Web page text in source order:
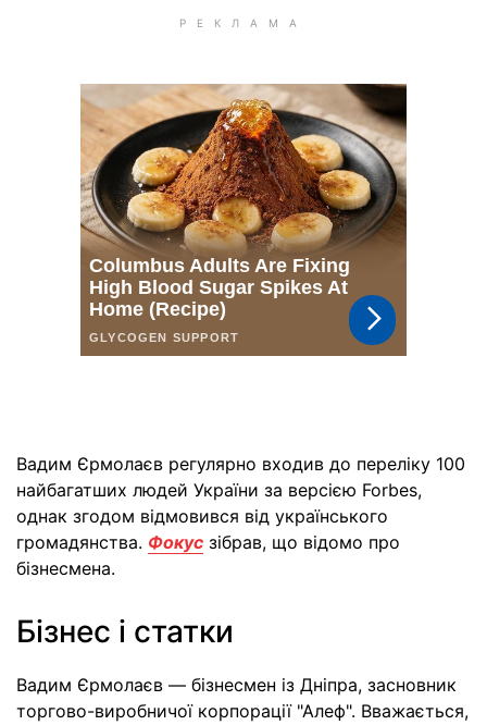
Вадим Єрмолаєв регулярно входив до переліку 100
найбагатших людей України за версією Forbes,
однак згодом відмовився від українського
громадянства. Фокус зібрав, що відомо про
бізнесмена.
Бізнес і статки
Вадим Єрмолаєв — бізнесмен із Дніпра, засновник
торгово-виробничої корпорації "Алеф". Вважається,